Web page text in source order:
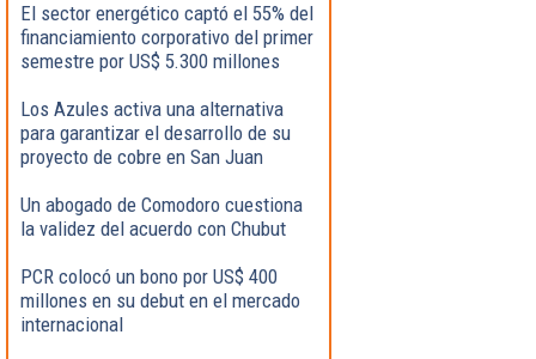
El sector energético captó el 55% del
financiamiento corporativo del primer
semestre por US$ 5.300 millones
Los Azules activa una alternativa
para garantizar el desarrollo de su
proyecto de cobre en San Juan
Un abogado de Comodoro cuestiona
la validez del acuerdo con Chubut
PCR colocó un bono por US$ 400
millones en su debut en el mercado
internacional